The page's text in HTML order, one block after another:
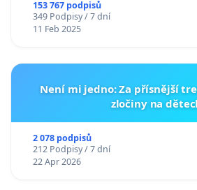
153 767 podpisů
349 Podpisy / 7 dní
11 Feb 2025
Není mi jedno: Za přísnější
zločiny na
2 078 podpisů
212 Podpisy / 7 dní
22 Apr 2026